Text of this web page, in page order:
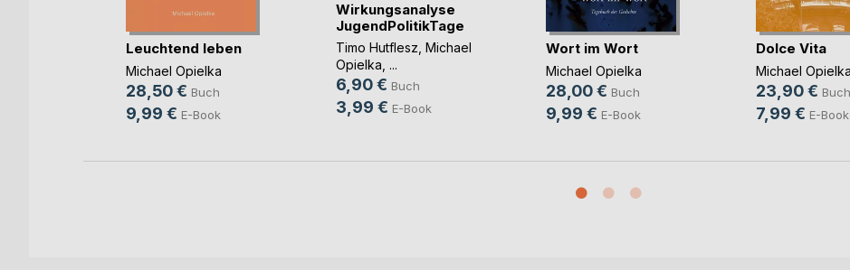
Leuchtend leben
Michael Opielka
28,50 € Buch
9,99 € E-Book
Wirkungsanalyse
JugendPolitikTage
Timo Hutflesz, Michael
Opielka, ...
6,90 € Buch
3,99 € E-Book
Wort im Wort
Michael Opielka
28,00 € Buch
9,99 € E-Book
Dolce Vita
Michael Opielka
23,90 € Buch
7,99 € E-Book